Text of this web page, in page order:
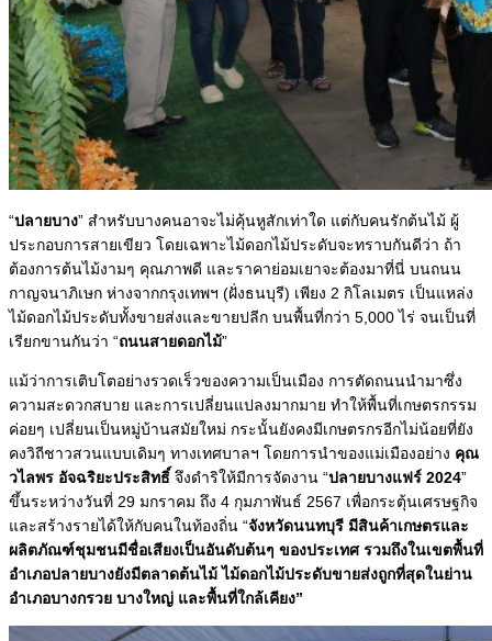
“ปลายบาง” สำหรับบางคนอาจะไม่คุ้นหูสักเท่าใด แต่กับคนรักต้นไม้ ผู้
ประกอบการสายเขียว โดยเฉพาะไม้ดอกไม้ประดับจะทราบกันดีว่า ถ้า
ต้องการต้นไม้งามๆ คุณภาพดี และราคาย่อมเยาจะต้องมาที่นี่ บนถนน
กาญจนาภิเษก ห่างจากกรุงเทพฯ (ฝั่งธนบุรี) เพียง 2 กิโลเมตร เป็นแหล่ง
ไม้ดอกไม้ประดับทั้งขายส่งและขายปลีก บนพื้นที่กว่า 5,000 ไร่ จนเป็นที่
เรียกขานกันว่า “ถนนสายดอกไม้”
แม้ว่าการเติบโตอย่างรวดเร็วของความเป็นเมือง การตัดถนนนำมาซึ่ง
ความสะดวกสบาย และการเปลี่ยนแปลงมากมาย ทำให้พื้นที่เกษตรกรรม
ค่อยๆ เปลี่ยนเป็นหมู่บ้านสมัยใหม่ กระนั้นยังคงมีเกษตรกรอีกไม่น้อยที่ยัง
คงวิถีชาวสวนแบบเดิมๆ ทางเทศบาลฯ โดยการนำของแม่เมืองอย่าง คุณ
วไลพร อัจฉริยะประสิทธิ์ จึงดำริให้มีการจัดงาน “ปลายบางแฟร์ 2024”
ขึ้นระหว่างวันที่ 29 มกราคม ถึง 4 กุมภาพันธ์ 2567 เพื่อกระตุ้นเศรษฐกิจ
และสร้างรายได้ให้กับคนในท้องถิ่น “จังหวัดนนทบุรี มีสินค้าเกษตรและ
ผลิตภัณฑ์ชุมชนมีชื่อเสียงเป็นอันดับต้นๆ ของประเทศ รวมถึงในเขตพื้นที่
อำเภอปลายบางยังมีตลาดต้นไม้ ไม้ดอกไม้ประดับขายส่งถูกที่สุดในย่าน
อำเภอบางกรวย บางใหญ่ และพื้นที่ใกล้เคียง”